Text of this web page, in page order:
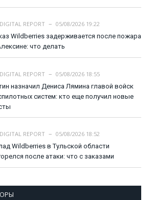
DIGITAL REPORT
05/08/2026 19:22
Wildberries задерживается после пожара
что делать
DIGITAL REPORT
05/08/2026 18:55
назначил Дениса Лямина главой войск
систем: кто еще получил новые
DIGITAL REPORT
05/08/2026 18:52
Wildberries в Тульской области
после атаки: что с заказами